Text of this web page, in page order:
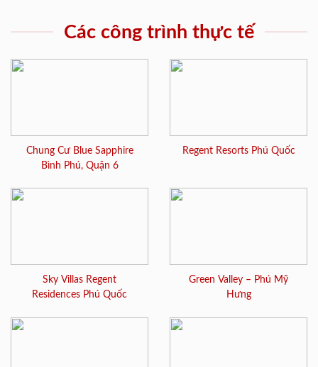
Các công trình thực tế
Chung Cư Blue Sapphire
Bình Phú, Quận 6
Regent Resorts Phú Quốc
Sky Villas Regent
Residences Phú Quốc
Green Valley – Phú Mỹ
Hưng